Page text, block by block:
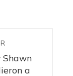
Shawn
a